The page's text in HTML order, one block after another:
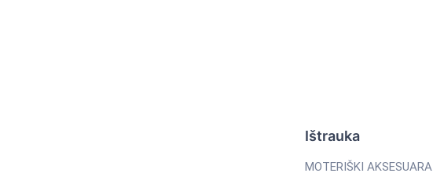
Ištrauka
MOTERIŠKI AKSESUARAI